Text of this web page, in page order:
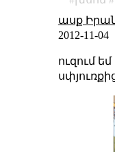
ասք
2012-11-04
ուզում